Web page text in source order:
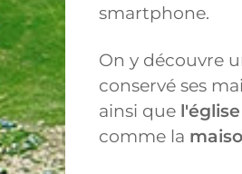
smartphone.
On y découvre
conservé ses
ainsi que
comme la